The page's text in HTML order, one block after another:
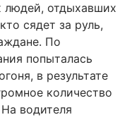
людей, отдыхавших
сядет за руль,
По
попыталась
в результате
количество
водителя